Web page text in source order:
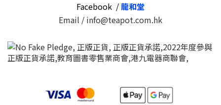
Facebook /龍和堂
Email / info@teapot.com.hk